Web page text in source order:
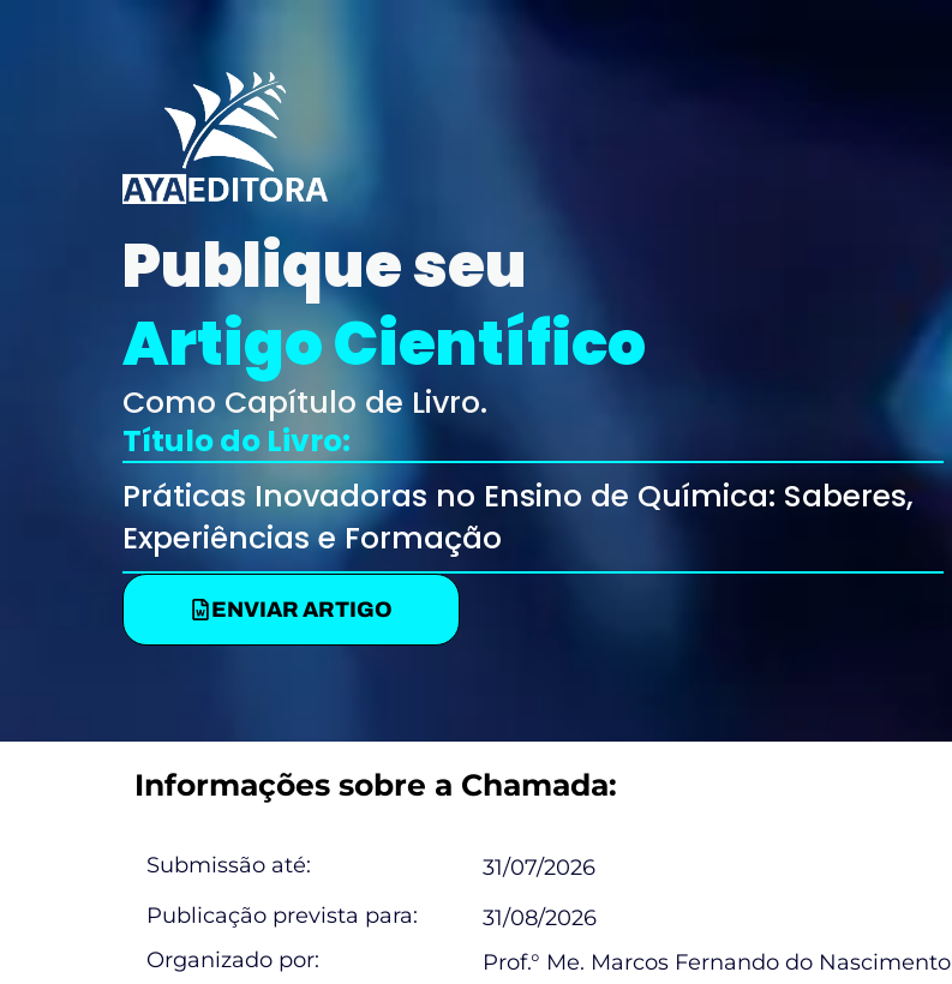
Publique seu
Artigo Científico
Como Capítulo de Livro.
Título do Livro:
Práticas Inovadoras no Ensino de Química: Saberes,
Experiências e Formação
ENVIAR ARTIGO
Informações sobre a Chamada:
Submissão até:
31/07/2026
Publicação prevista para:
31/08/2026
Organizado por:
Prof.° Me. Marcos Fernando do Nascimento